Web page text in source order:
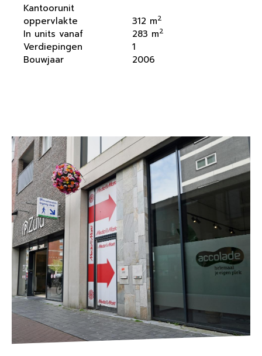
Kantoorunit
oppervlakte
In units vanaf
Verdiepingen
Bouwjaar
312 m2
283 m2
1
2006